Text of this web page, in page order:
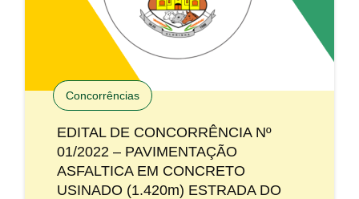
Concorrências
EDITAL DE CONCORRÊNCIA Nº
01/2022 – PAVIMENTAÇÃO
ASFALTICA EM CONCRETO
USINADO (1.420m) ESTRADA DO